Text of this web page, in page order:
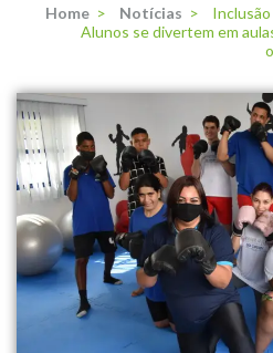
Home > Notícias >
Inclusão
Alunos se divertem em